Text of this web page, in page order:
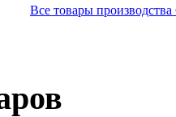
Все товары производства